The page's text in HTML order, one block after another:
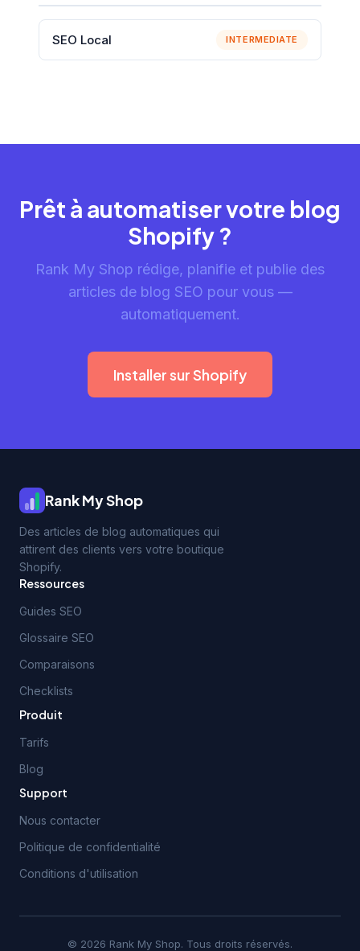
SEO Local INTERMEDIATE
Prêt à automatiser votre blog
Shopify ?
Rank My Shop rédige, planifie et publie des
articles de blog SEO pour vous —
automatiquement.
Installer sur Shopify
Rank My Shop
Des articles de blog automatiques qui
attirent des clients vers votre boutique
Shopify.
Ressources
Guides SEO
Glossaire SEO
Comparaisons
Checklists
Produit
Tarifs
Blog
Support
Nous contacter
Politique de confidentialité
Conditions d'utilisation
© 2026 Rank My Shop. Tous droits réservés.